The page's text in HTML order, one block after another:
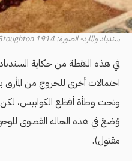
سندباد والمارد- الصورة: Edmund Dulac London Hodder & Stoughton 1914
في هذه النقطة من حكاية
احتمالات أخرى للخروج من المأزق
وتحت وطأة أفظع الكوابيس،
وُضعَ في هذه الحالة القصوى
مقتول).